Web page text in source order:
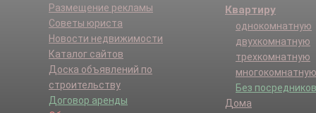
Размещение рекламы
Советы юриста
Новости недвижимости
Каталог сайтов
Доска объявлений по
строительству
Договор аренды
Квартиру
однокомнатную
двухкомнатную
трехкомнатную
многокомнатную
Без посредников
Дома